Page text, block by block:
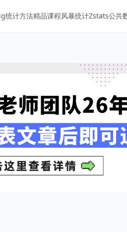
统计方法精品课程风暴统计Zstats公共